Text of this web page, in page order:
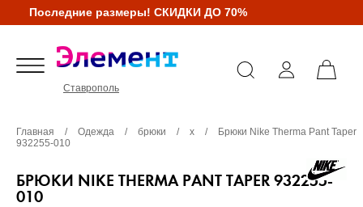
Последние размеры! СКИДКИ ДО 70%
Ставрополь
Главная / Одежда / брюки / х /
Брюки Nike Therma Pant Taper
932255-010
БРЮКИ NIKE THERMA PANT TAPER 932255-
010